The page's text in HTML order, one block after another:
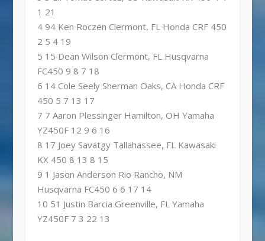
1 21
4 94 Ken Roczen Clermont, FL Honda CRF 450
2 5 4 19
5 15 Dean Wilson Clermont, FL Husqvarna
FC450 9 8 7 18
6 14 Cole Seely Sherman Oaks, CA Honda CRF
450 5 7 13 17
7 7 Aaron Plessinger Hamilton, OH Yamaha
YZ450F 12 9 6 16
8 17 Joey Savatgy Tallahassee, FL Kawasaki
KX 450 8 13 8 15
9 1 Jason Anderson Rio Rancho, NM
Husqvarna FC450 6 6 17 14
10 51 Justin Barcia Greenville, FL Yamaha
YZ450F 7 3 22 13